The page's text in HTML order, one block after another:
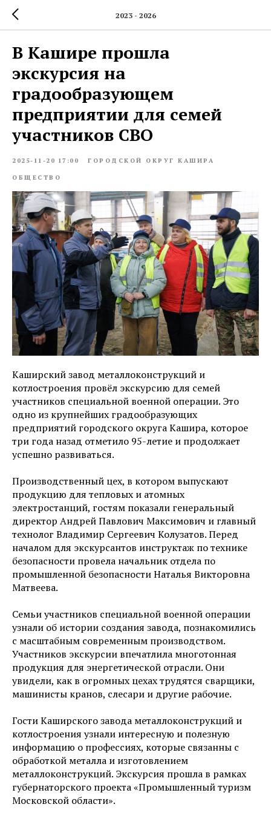
2023 - 2026
В Кашире прошла
экскурсия на
градообразующем
предприятии для семей
участников СВО
2025-11-20 17:00 ГОРОДСКОЙ ОКРУГ КАШИРА
ОБЩЕСТВО
Каширский завод металлоконструкций и
котлостроения провёл экскурсию для семей
участников специальной военной операции. Это
одно из крупнейших градообразующих
предприятий городского округа Кашира, которое
три года назад отметило 95-летие и продолжает
успешно развиваться.
Производственный цех, в котором выпускают
продукцию для тепловых и атомных
электростанций, гостям показали генеральный
директор Андрей Павлович Максимович и главный
технолог Владимир Сергеевич Колузатов. Перед
началом для экскурсантов инструктаж по технике
безопасности провела начальник отдела по
промышленной безопасности Наталья Викторовна
Матвеева.
Семьи участников специальной военной операции
узнали об истории создания завода, познакомились
с масштабным современным производством.
Участников экскурсии впечатлила многотонная
продукция для энергетической отрасли. Они
увидели, как в огромных цехах трудятся сварщики,
машинисты кранов, слесари и другие рабочие.
Гости Каширского завода металлоконструкций и
котлостроения узнали интересную и полезную
информацию о профессиях, которые связанны с
обработкой металла и изготовлением
металлоконструкций. Экскурсия прошла в рамках
губернаторского проекта «Промышленный туризм
Московской области».